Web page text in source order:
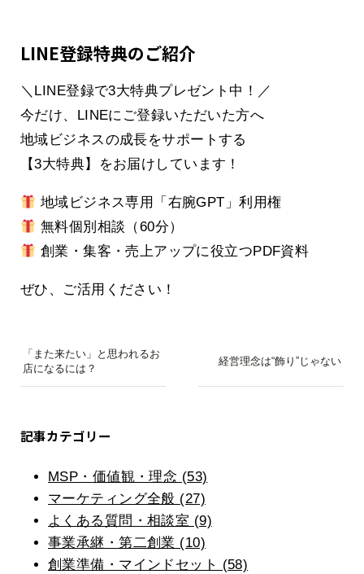
LINE登録特典のご紹介
＼LINE登録で3大特典プレゼント中！／
今だけ、LINEにご登録いただいた方へ
地域ビジネスの成長をサポートする
【3大特典】をお届けしています！
地域ビジネス専用「右腕GPT」利用権
無料個別相談（60分）
創業・集客・売上アップに役立つPDF資料
ぜひ、ご活用ください！
「また来たい」と思われるお
店になるには？
経営理念は“飾り”じゃない
記事カテゴリー
MSP・価値観・理念 (53)
マーケティング全般 (27)
よくある質問・相談室 (9)
事業承継・第二創業 (10)
創業準備・マインドセット (58)